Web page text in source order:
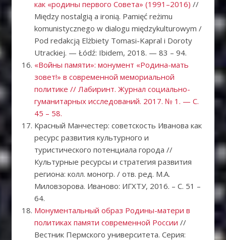
как «родины первого Совета» (1991–2016) //
Między nostalgią a ironią. Pamięć reżimu
komunistycznego w dialogu międzykulturowym /
Pod redakcją Elżbiety Tomasi-Kapral i Doroty
Utrackiej. — Łódź: Ibidem, 2018. — 83 – 94.
«Войны памяти»: монумент «Родина-мать
зовет!» в современной мемориальной
политике // Лабиринт. Журнал социально-
гуманитарных исследований. 2017. № 1. — С.
45 – 58.
Красный Манчестер: советскость Иванова как
ресурс развития культурного и
туристического потенциала города //
Культурные ресурсы и стратегия развития
региона: колл. моногр. / отв. ред. М.А.
Миловзорова. Иваново: ИГХТУ, 2016. – С. 51 –
64.
Монументальный образ Родины-матери в
политиках памяти современной России //
Вестник Пермского университета. Серия: